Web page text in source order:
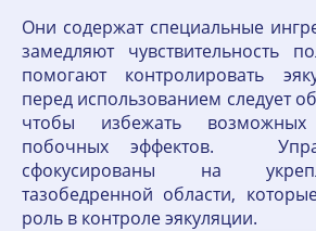
Они содержат специальные
замедляют чувствительность
помогают контролировать
перед использованием следует
чтобы избежать возможных
побочных эффектов.
сфокусированы на
тазобедренной области,
роль в контроле эякуляции.